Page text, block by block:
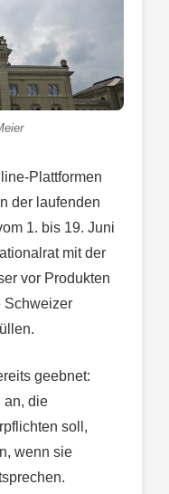
Plattformen
der laufenden
1. bis 19. Juni
mit der
vor Produkten
Schweizer
geebnet:
an, die
soll,
wenn sie